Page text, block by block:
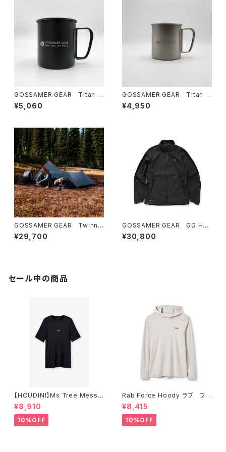
GOSSAMER GEAR Titan Si
ngle Mug 450 BLACK
¥5,060
GOSSAMER GEAR Titan Si
ngle Mug 600 Silver
¥4,950
GOSSAMER GEAR Twinn
Tarp ゴッサマーギア
¥29,700
GOSSAMER GEAR GG Hoo
dless Jacket with Dyneem
a®
¥30,800
セール中の商品
【HOUDINI】Ms Tree Messa
ge Tee
¥8,910
10%OFF
Rab Force Hoody ラブ フォ
ースフーディー（メンズ）
¥8,415
10%OFF